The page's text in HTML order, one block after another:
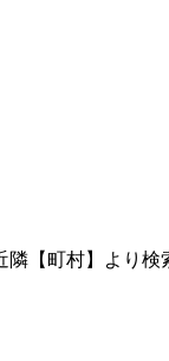
【町村】より検